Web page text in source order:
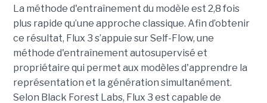
La méthode d'entraînement du modèle est 2,8 fois
plus rapide qu’une approche classique. Afin d’obtenir
ce résultat, Flux 3 s’appuie sur Self-Flow, une
méthode d'entraînement autosupervisé et
propriétaire qui permet aux modèles d'apprendre la
représentation et la génération simultanément.
Selon Black Forest Labs, Flux 3 est capable de